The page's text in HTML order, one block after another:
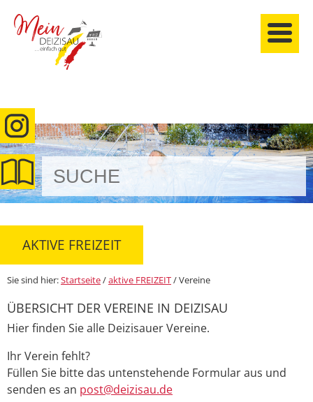
anmelden
AKTIVE FREIZEIT
Sie sind hier:Startseite/aktive FREIZEIT/Vereine
ÜBERSICHT DER VEREINE IN DEIZISAU
Hier finden Sie alle Deizisauer Vereine.
Ihr Verein fehlt?
Füllen Sie bitte das untenstehende Formular aus und
senden es an post@deizisau.de